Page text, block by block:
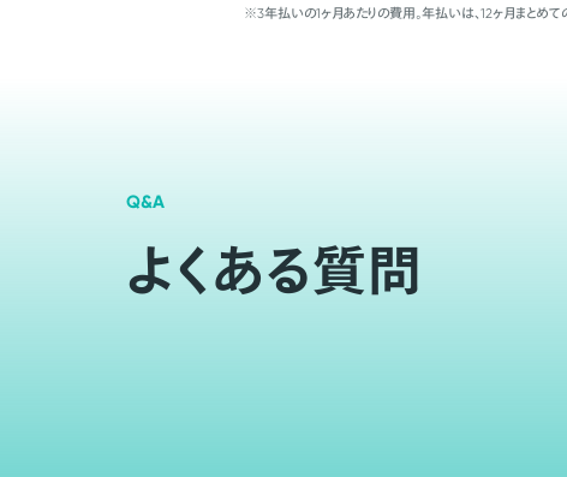
※3年払いの1ヶ月あたりの費用。年払いは、12ヶ月まとめ
Q&A
よくある質問